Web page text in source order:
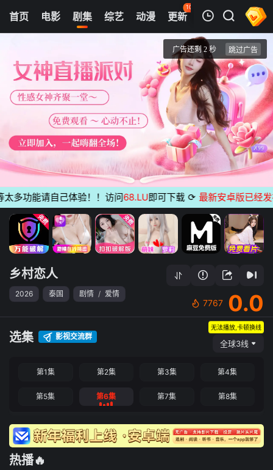
首页 电影 剧集 综艺 动漫 更新
105
热榜 APP
第6集
乡村恋人
能请自己体验！！访问 68.LU即可下载 ⟳ 最新安卓版已经发布
乡村恋人
2026 泰国 剧情 / 爱情
7767 0.0
选集 影视交流群
无法播放,卡顿换线
全球3线
第1集 第2集 第3集 第4集
第5集 第6集 第7集 第8集
热播🔥